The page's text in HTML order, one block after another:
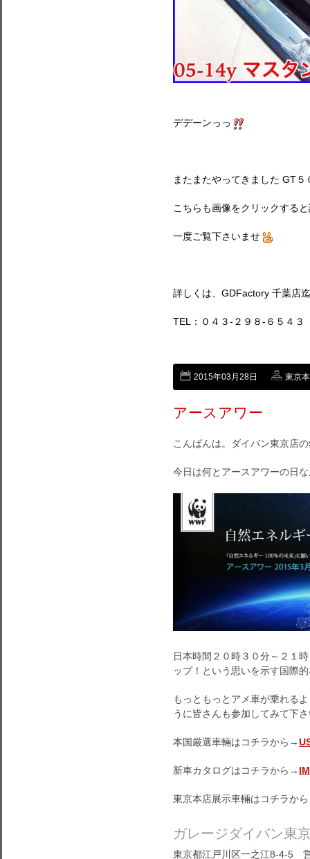
デデーンっっ
またまたやってきました GT
こちらも画像をクリックする
一度ご覧下さいませ
詳しくは、GDFactory 千葉店
TEL：０４３-２９８-６５４３
2015年03月28日 東京
アースアワー
こんばんは。ダイバン東京店
今日は何とアースアワーの日
日本時間２０時３０分～２１
ップ！という思いを示す国際
もっともっとアメ車が乗れる
うに皆さんも参加してみて下
本国厳選車輛はコチラから→
新車カタログはコチラから→
東京本店展示車輛はコチラか
ガレージダイバン東
東京都江戸川区一之江8-4-5